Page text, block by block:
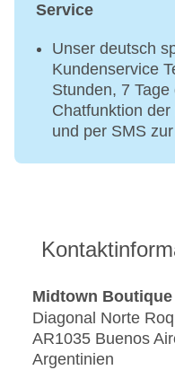
Service
Unser deutsch
Kundenservice
Stunden, 7
Chatfunktion
und per SMS
Midtown Boutique
Diagonal Norte
AR1035 Buenos
Argentinien